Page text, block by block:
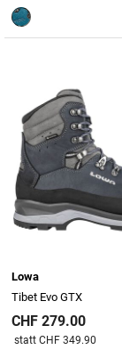
Lowa
Tibet Evo GTX
CHF 279.00
Preis reduziert von
statt CHF 349.90